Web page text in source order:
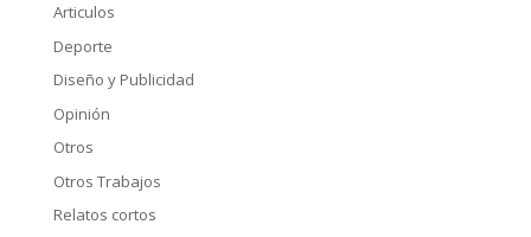
Articulos
Deporte
Diseño y Publicidad
Opinión
Otros
Otros Trabajos
Relatos cortos